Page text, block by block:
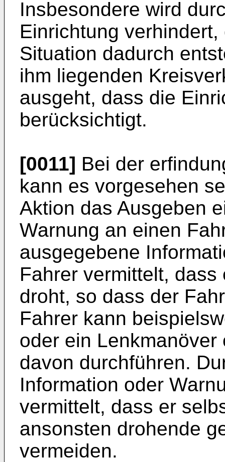
Insbesondere wird
Einrichtung
Situation dadurch
ihm liegenden
ausgeht, dass die
berücksichtigt.
[0011] Bei der
kann es vorgesehen
Aktion das Ausgeben
Warnung an einen
ausgegebene
Fahrer vermittelt,
droht, so dass der
Fahrer kann
oder ein
davon durchführen.
Information oder
vermittelt, dass er
ansonsten drohende
vermeiden.